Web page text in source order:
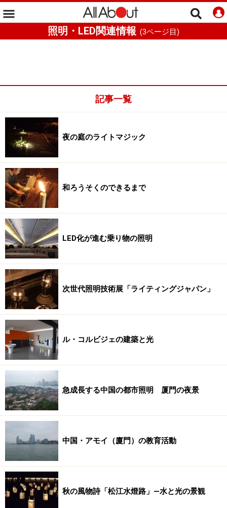
照明・LED関連情報 (3ページ目)
記事一覧
夜の庭のライトマジック
和ろうそくのできるまで
LED化が進む乗り物の照明
次世代照明技術展「ライティングジャパン」
ル・コルビジェの建築と光
急成長する中国の都市照明 厦門の夜景
中国・アモイ（廈門）の教育活動
秋の風物詩「松江水燈路」―水と光の景観